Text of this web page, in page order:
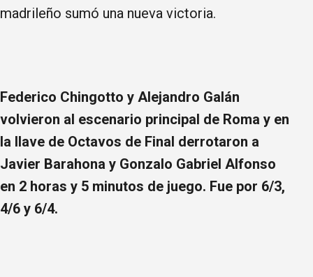
madrileño sumó una nueva victoria.
Federico Chingotto y Alejandro Galán
volvieron al escenario principal de Roma y en
la llave de Octavos de Final derrotaron a
Javier Barahona y Gonzalo Gabriel Alfonso
en 2 horas y 5 minutos de juego. Fue por 6/3,
4/6 y 6/4.